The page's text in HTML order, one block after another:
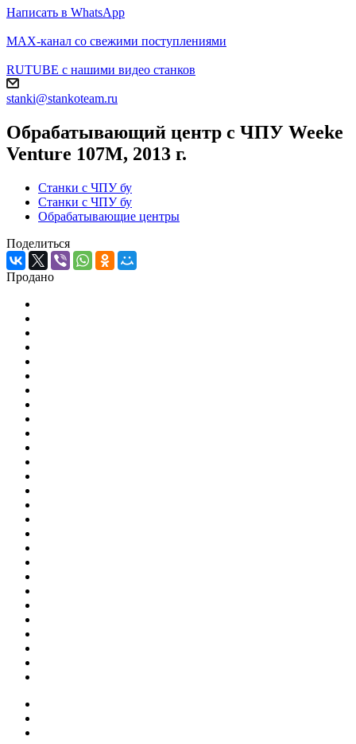
Написать в WhatsApp
MAX-канал со свежими поступлениями
RUTUBE с нашими видео станков
stanki@stankoteam.ru
Обрабатывающий центр с ЧПУ Weeke
Venture 107M, 2013 г.
Станки с ЧПУ бу
Станки с ЧПУ бу
Обрабатывающие центры
Поделиться
Продано